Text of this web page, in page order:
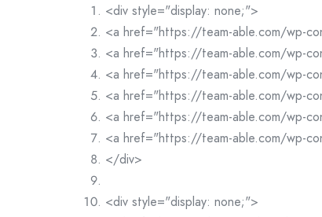
<div style="display: none;">
<a href="https://team-able.com/wp-
<a href="https://team-able.com/wp-
<a href="https://team-able.com/wp-
<a href="https://team-able.com/wp-
<a href="https://team-able.com/wp-
<a href="https://team-able.com/wp-
</div>
<div style="display: none;">